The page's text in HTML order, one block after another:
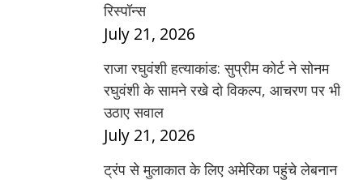
रिस्पॉन्स
July 21, 2026
राजा रघुवंशी हत्याकांड: सुप्रीम कोर्ट ने सोनम
रघुवंशी के सामने रखे दो विकल्प, आचरण पर भी
उठाए सवाल
July 21, 2026
ट्रंप से मुलाकात के लिए अमेरिका पहुंचे लेबनान